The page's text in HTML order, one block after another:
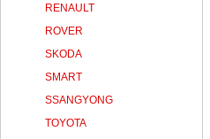
RENAULT
ROVER
SKODA
SMART
SSANGYONG
TOYOTA